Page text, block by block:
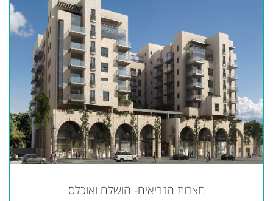
חצרות הנביאים- הושלם ואוכלס